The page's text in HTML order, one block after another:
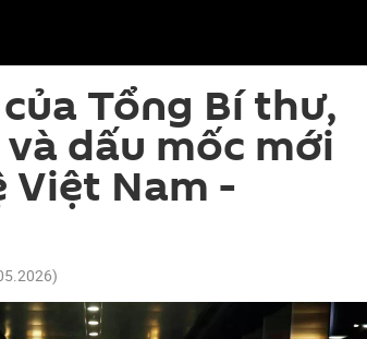
Tổng Bí thư,
dấu mốc mới
Nam -
)